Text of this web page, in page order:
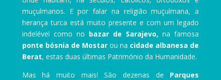
muçulmanos. E por falar na religião muçulmana, a
herança turca está muito presente e com um legado
indelével como no bazar de Sarajevo,na famosa
ponte bósnia de Mostar ou na cidade albanesa de
Berat, estas duas últimas Património da Humanidade.
Mas há muito mais! São dezenas de Parques